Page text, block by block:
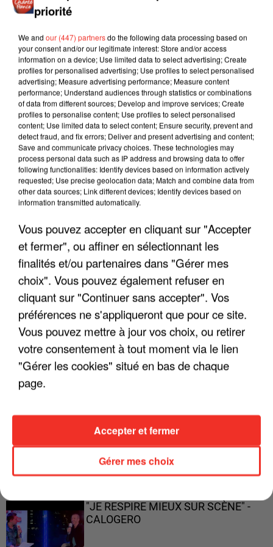
LES INTERVIEWS CHANTE
FRANCE
"JE SUIS À DISPOSITION DES
ENFOIRÉS"
"ON A TOUS LE TRAC"
"ON N'EST PAS DES PARENTS
PARFAITS"
"JE RESPIRE MIEUX SUR SCÈNE" -
CALOGERO
priorité
We and our (447) partnersdo the following data processing based on
your consent and/or our legitimate interest: Store and/or access
information on a device; Use limited data to select advertising; Create
profiles for personalised advertising; Use profiles to select personalised
advertising; Measure advertising performance; Measure content
performance; Understand audiences through statistics or combinations
of data from different sources; Develop and improve services; Create
profiles to personalise content; Use profiles to select personalised
content; Use limited data to select content; Ensure security, prevent and
detect fraud, and fix errors; Deliver and present advertising and content;
Save and communicate privacy choices. These technologies may
process personal data such as IP address and browsing data to offer
following functionalities: Identify devices based on information actively
requested; Use precise geolocation data; Match and combine data from
other data sources; Link different devices; Identify devices based on
information transmitted automatically.
Vous pouvez accepter en cliquant sur "Accepter
et fermer", ou affiner en sélectionnant les
finalités et/ou partenaires dans "Gérer mes
choix". Vous pouvez également refuser en
cliquant sur "Continuer sans accepter". Vos
préférences ne s'appliqueront que pour ce site.
Vous pouvez mettre à jour vos choix, ou retirer
votre consentement à tout moment via le lien
"Gérer les cookies" situé en bas de chaque
page.
Gérer mes choix
Accepter et fermer